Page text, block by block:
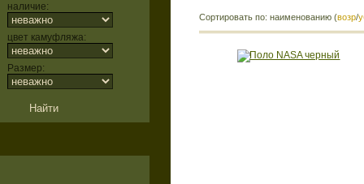
наличие:
цвет камуфляжа:
Размер:
Сортировать по: наименованию (возр/